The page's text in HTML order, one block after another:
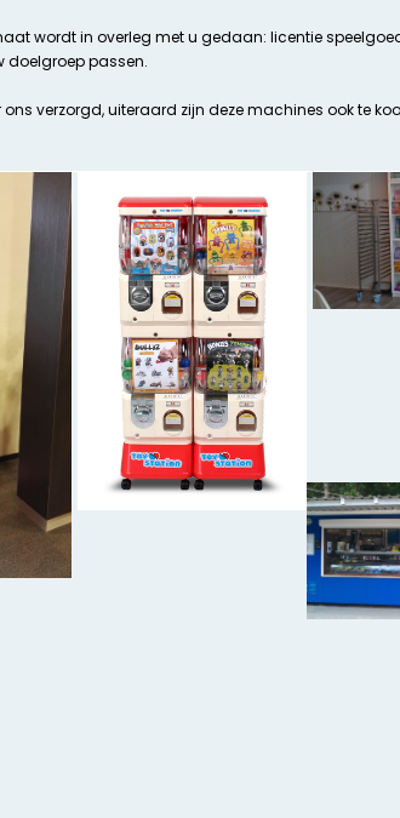
wordt in overleg met u gedaan: licentie
doelgroep passen.
verzorgd, uiteraard zijn deze machines ook te